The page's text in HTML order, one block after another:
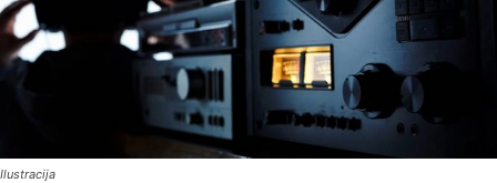
Ilustracija